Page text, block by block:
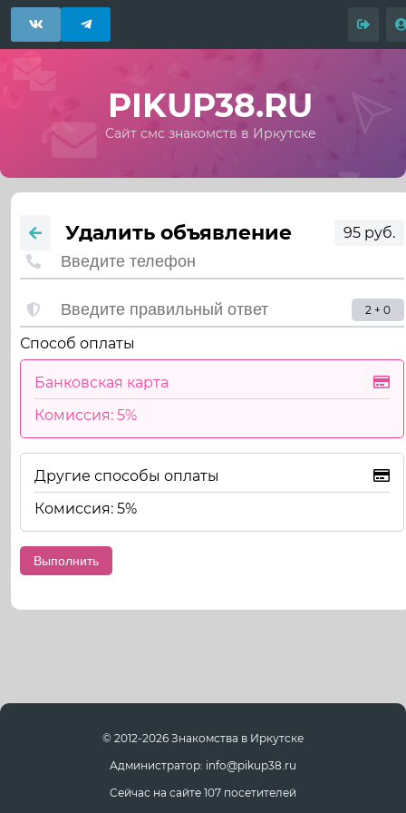
PIKUP38.RU
Сайт смс знакомств в Иркутске
Удалить объявление 95 руб.
2 + 0
Способ оплаты
Банковская карта
Комиссия: 5%
Другие способы оплаты
Комиссия: 5%
© 2012-2026 Знакомства в Иркутске
Администратор: info@pikup38.ru
Сейчас на сайте 107 посетителей